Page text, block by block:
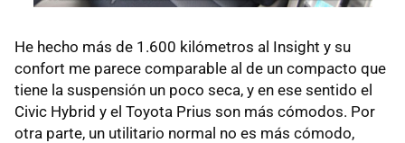
He hecho más de 1.600 kilómetros al Insight y su
confort me parece comparable al de un compacto que
tiene la suspensión un poco seca, y en ese sentido el
Civic Hybrid y el Toyota Prius son más cómodos. Por
otra parte, un utilitario normal no es más cómodo,